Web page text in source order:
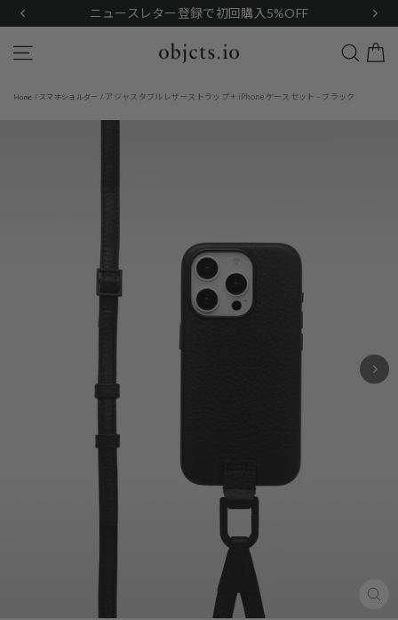
content
ニュースレター登録で初回購入5%OFF
Search
Home / スマホショルダー / アジャスタブルレザーストラップ + iPhoneケースセット - ブラック